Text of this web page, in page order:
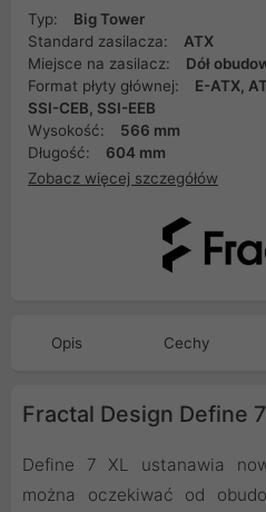
Typ:
Big Tower
Standard zasilacza:
ATX
Miejsce na zasilacz:
Dół
Format płyty głównej:
E-ATX,
SSI-CEB, SSI-EEB
Wysokość:
566 mm
Długość:
604 mm
Zobacz więcej szczegółów
Opis Cechy
Fractal Design Define
Define 7 XL ustanawia
można oczekiwać od